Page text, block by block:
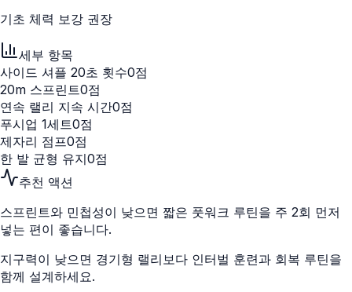
기초 체력 보강 권장
세부 항목
사이드 셔플 20초 횟수0점
20m 스프린트0점
연속 랠리 지속 시간0점
푸시업 1세트0점
제자리 점프0점
한 발 균형 유지0점
추천 액션
스프린트와 민첩성이 낮으면 짧은 풋워크 루틴을 주 2회 먼저
넣는 편이 좋습니다.
지구력이 낮으면 경기형 랠리보다 인터벌 훈련과 회복 루틴을
함께 설계하세요.